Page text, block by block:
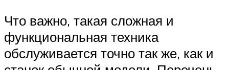
Что важно, такая сложная и
функциональная техника
обслуживается точно так же, как и